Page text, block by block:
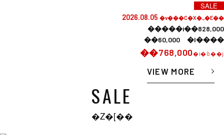
SALE
2026.08.05 �v���C�X�_�E��
�����i��828,000
��60,000 �l����
��768,000�i�ō��j
VIEW MORE
SALE
�Z�[��